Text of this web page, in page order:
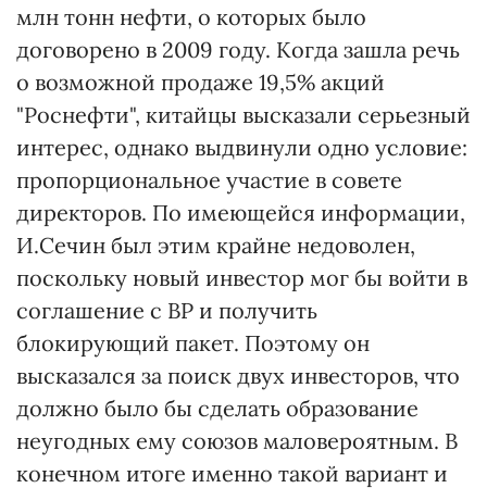
млн тонн нефти, о которых было
договорено в 2009 году. Когда зашла речь
о возможной продаже 19,5% акций
"Роснефти", китайцы высказали серьезный
интерес, однако выдвинули одно условие:
пропорциональное участие в совете
директоров. По имеющейся информации,
И.Сечин был этим крайне недоволен,
поскольку новый инвестор мог бы войти в
соглашение с ВР и получить
блокирующий пакет. Поэтому он
высказался за поиск двух инвесторов, что
должно было бы сделать образование
неугодных ему союзов маловероятным. В
конечном итоге именно такой вариант и